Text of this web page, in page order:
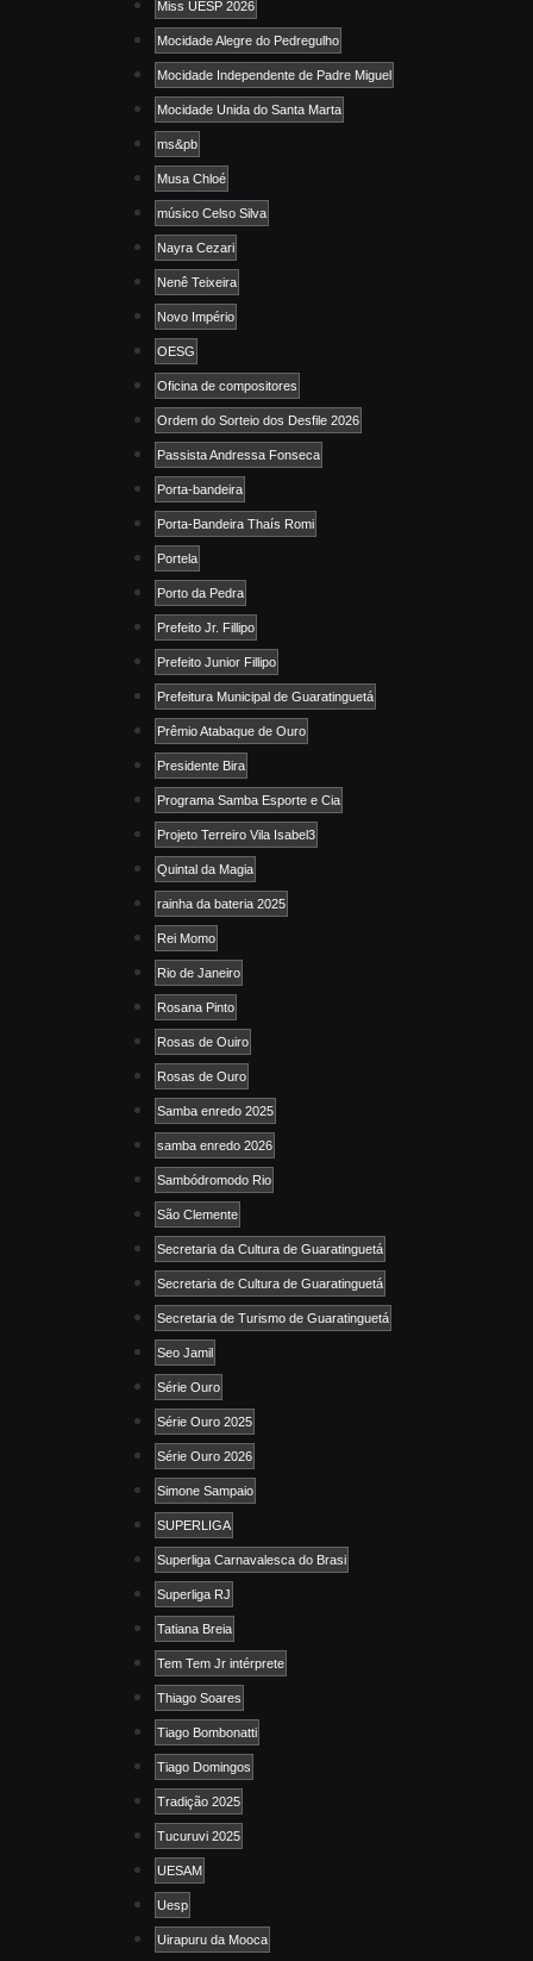
Miss UESP 2026
Mocidade Alegre do Pedregulho
Mocidade Independente de Padre Miguel
Mocidade Unida do Santa Marta
ms&pb
Musa Chloé
músico Celso Silva
Nayra Cezari
Nenê Teixeira
Novo Império
OESG
Oficina de compositores
Ordem do Sorteio dos Desfile 2026
Passista Andressa Fonseca
Porta-bandeira
Porta-Bandeira Thaís Romi
Portela
Porto da Pedra
Prefeito Jr. Fillipo
Prefeito Junior Fillipo
Prefeitura Municipal de Guaratinguetá
Prêmio Atabaque de Ouro
Presidente Bira
Programa Samba Esporte e Cia
Projeto Terreiro Vila Isabel3
Quintal da Magia
rainha da bateria 2025
Rei Momo
Rio de Janeiro
Rosana Pinto
Rosas de Ouiro
Rosas de Ouro
Samba enredo 2025
samba enredo 2026
Sambódromodo Rio
São Clemente
Secretaria da Cultura de Guaratinguetá
Secretaria de Cultura de Guaratinguetá
Secretaria de Turismo de Guaratinguetá
Seo Jamil
Série Ouro
Série Ouro 2025
Série Ouro 2026
Simone Sampaio
SUPERLIGA
Superliga Carnavalesca do Brasi
Superliga RJ
Tatiana Breia
Tem Tem Jr intérprete
Thiago Soares
Tiago Bombonatti
Tiago Domingos
Tradição 2025
Tucuruvi 2025
UESAM
Uesp
Uirapuru da Mooca